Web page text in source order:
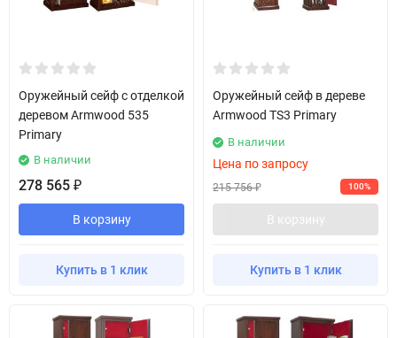
Оружейный сейф с отделкой
деревом Armwood 535
Primary
В наличии
278 565 ₽
В корзину
Купить в 1 клик
Оружейный сейф в дереве
Armwood TS3 Primary
В наличии
Цена по запросу
215 756₽ 100%
В корзину
Купить в 1 клик